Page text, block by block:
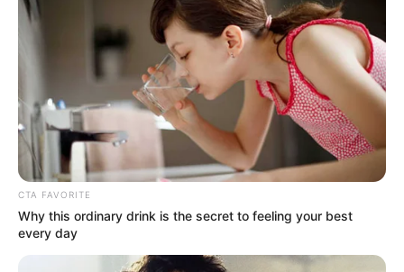
(foto: instagram/heidi.grey)
Daftar isi
CTA FAVORITE
Why this ordinary drink is the secret to feeling your best
every day